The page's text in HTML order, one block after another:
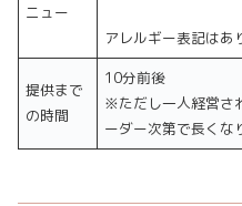
ニュー
アレルギー表記はあ
提供まで
の時間
10分前後
※ただし一人経営さ
ーダー次第で長くな